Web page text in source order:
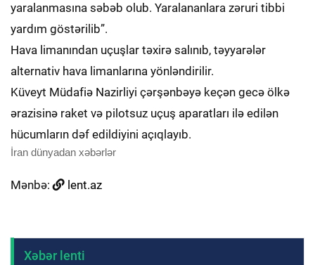
yaralanmasına səbəb olub. Yaralananlara zəruri tibbi
yardım göstərilib”.
Hava limanından uçuşlar təxirə salınıb, təyyarələr
alternativ hava limanlarına yönləndirilir.
Küveyt Müdafiə Nazirliyi çərşənbəyə keçən gecə ölkə
ərazisinə raket və pilotsuz uçuş aparatları ilə edilən
hücumların dəf edildiyini açıqlayıb.
İran dünyadan xəbərlər
Mənbə: lent.az
Xəbər lenti